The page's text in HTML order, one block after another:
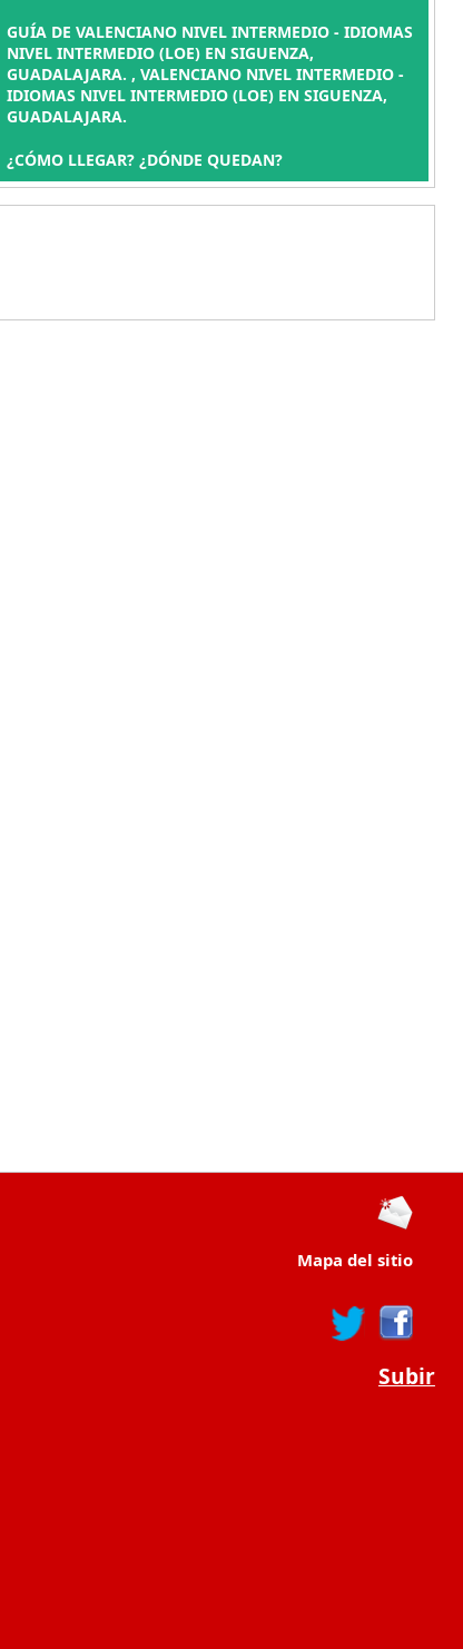
GUÍA DE VALENCIANO NIVEL INTERMEDIO - IDIOMAS
NIVEL INTERMEDIO (LOE) EN SIGUENZA,
GUADALAJARA. , VALENCIANO NIVEL INTERMEDIO -
IDIOMAS NIVEL INTERMEDIO (LOE) EN SIGUENZA,
GUADALAJARA.
¿CÓMO LLEGAR? ¿DÓNDE QUEDAN?
Mapa del sitio
Subir